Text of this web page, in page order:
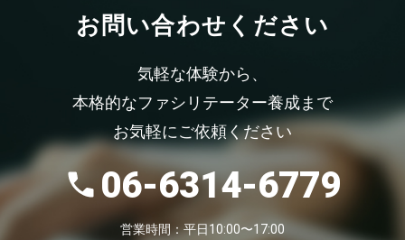
お問い合わせください
気軽な体験から、
本格的なファシリテーター養成まで
お気軽にご依頼ください
06-6314-6779
営業時間：平日10:00〜17:00